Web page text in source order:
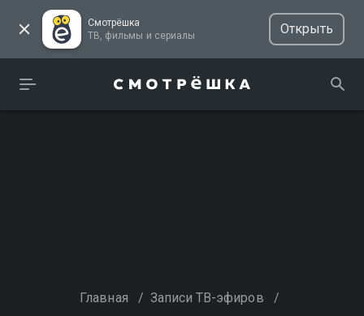
Смотрёшка
ТВ, фильмы и сериалы
Открыть
Главная / Записи ТВ-эфиров /